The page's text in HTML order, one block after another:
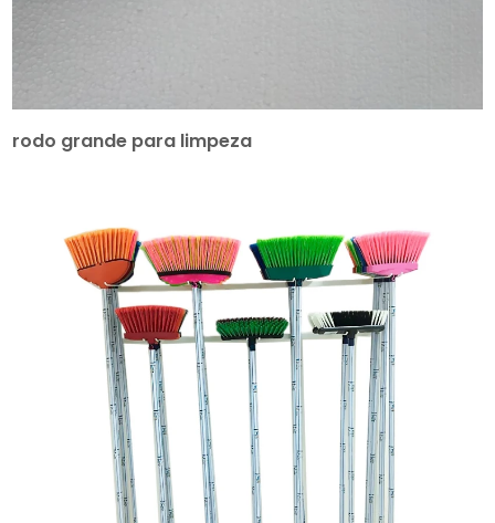
rodo grande para limpeza